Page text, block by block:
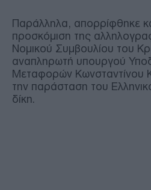
Παράλληλα, απορρίφθηκε
προσκόμιση της
Νομικού Συμβουλίου του
αναπληρωτή υπουργού
Μεταφορών Κωνσταντίνου
την παράσταση του
δίκη.